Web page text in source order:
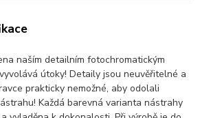
naším detailním fotochromatickým
útoky! Detaily jsou neuvěřitelné a
prakticky nemožné, aby odolali
Každá barevná varianta nástrahy